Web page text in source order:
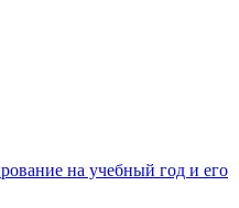
на учебный год и его